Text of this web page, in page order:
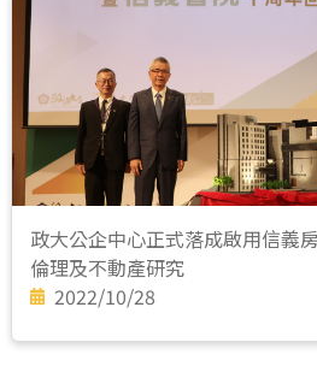
政大公企中心正式落成啟用信義
倫理及不動產研究
2022/10/28